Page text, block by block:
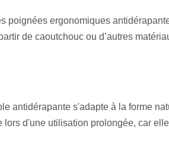
poignées ergonomiques
de caoutchouc ou d’autres
antidérapante s'adapte à la forme
d'une utilisation prolongée, car